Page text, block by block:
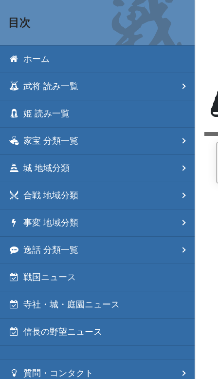
目次
ホーム
武将 読み一覧
姫 読み一覧
家宝 分類一覧
城 地域分類
合戦 地域分類
事変 地域分類
逸話 分類一覧
戦国ニュース
寺社・城・庭園ニュース
信長の野望ニュース
質問・コンタクト